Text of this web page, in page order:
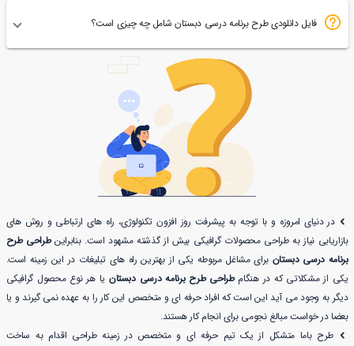
فایل دانلودی طرح برنامه درسی دبستان شامل چه چیزی است؟
در دنیای امروزه و با توجه به پیشرفت روز افزون تکنولوژی، راه های ارتباطی و روش های
بازاریابی نیاز به طراحی محصولات گرافیکی بیش از گذشته مشهود است. بنابراینطراحی طرح
برنامه درسی دبستان برای مشاغل مربوطه یکی از بهترین راه های تبلیغات در این زمینه است.
یکی از مشکلاتی که در هنگامطراحی طرح برنامه درسی دبستان یا هر نوع محصول گرافیکی
دیگر به وجود می آید این است که افراد حرفه ای و متخصص این کار را به عهده نمی گیرند و یا
بعضا در خواست مبالغ نجومی برای انجام کار هستند.
طرح باما متشکل از یک تیم حرفه ای و متخصص در زمینه طراحی اقدام به ساخت